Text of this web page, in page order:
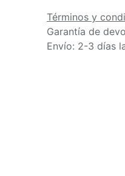
Términos y
Garantía de
Envío: 2-3 días